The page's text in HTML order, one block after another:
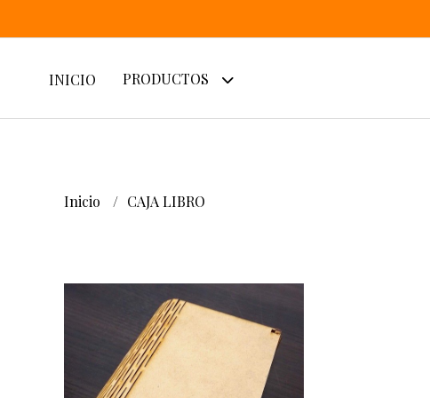
INICIO PRODUCTOS
Inicio CAJA LIBRO